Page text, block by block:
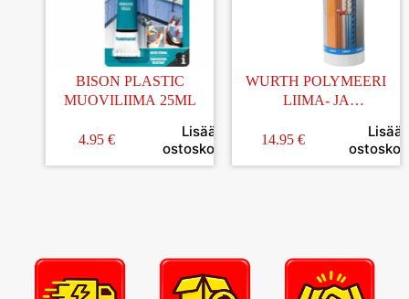
BISON PLASTIC
MUOVILIIMA 25ML
4.95 €
Lisää
ostoskoriin
WURTH POLYMEERI
LIIMA- JA
VÄRITÖN 290ML
14.95 €
Lisää